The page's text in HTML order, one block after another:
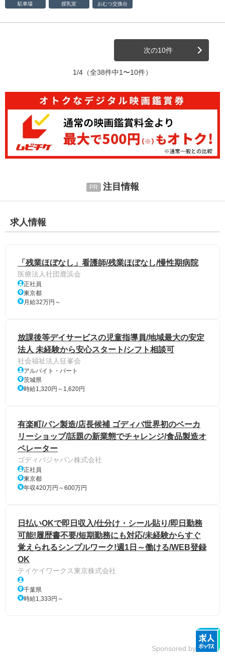
駐車場 授乳室 おむつ交換台
次の10件
1/4 （全38件中1〜10件）
注目情報
求人情報
「残業ほぼなし」看護師/残業ほぼなし/慢性期病院
医療法人社団鹿浜会
正社員
東京都
月給32万円～
放課後等デイサービスの児童指導員/地域最大の安定
法人 未経験から安心スタート/シフト相談可
社会福祉法人征峯会
アルバイト・パート
茨城県
時給1,320円～1,620円
有楽町/パン製造/店長候補 ゴディバ世界初のベーカ
リーショップ/話題の新業態でチャレンジ/食品製造オ
ペレーター
ゴディバジャパン株式会社
正社員
東京都
年収420万円～600万円
日払いOKで即日収入/仕分け・シール貼り/即日勤務
可能!履歴書不要/短期勤務にも対応/未経験からすぐ
覚えられるシンプルワーク!週1日～働ける/WEB登録
OK
テイケイワークス東京株式会社
千葉県
時給1,333円～
Sponsored by